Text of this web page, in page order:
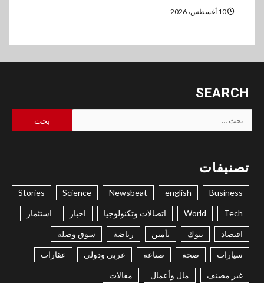
SEARCH
البحث
عن:
تصنيفات
Business
english
Newsbeat
Science
Stories
Tech
World اتصالات وتكنولوجيا اخبار استثمار
اقتصاد بنوك تأمين رياضة سوق وصلة
سيارات صحة صناعة عربي ودولي عقارات
غير مصنف مال وأعمال مقالات